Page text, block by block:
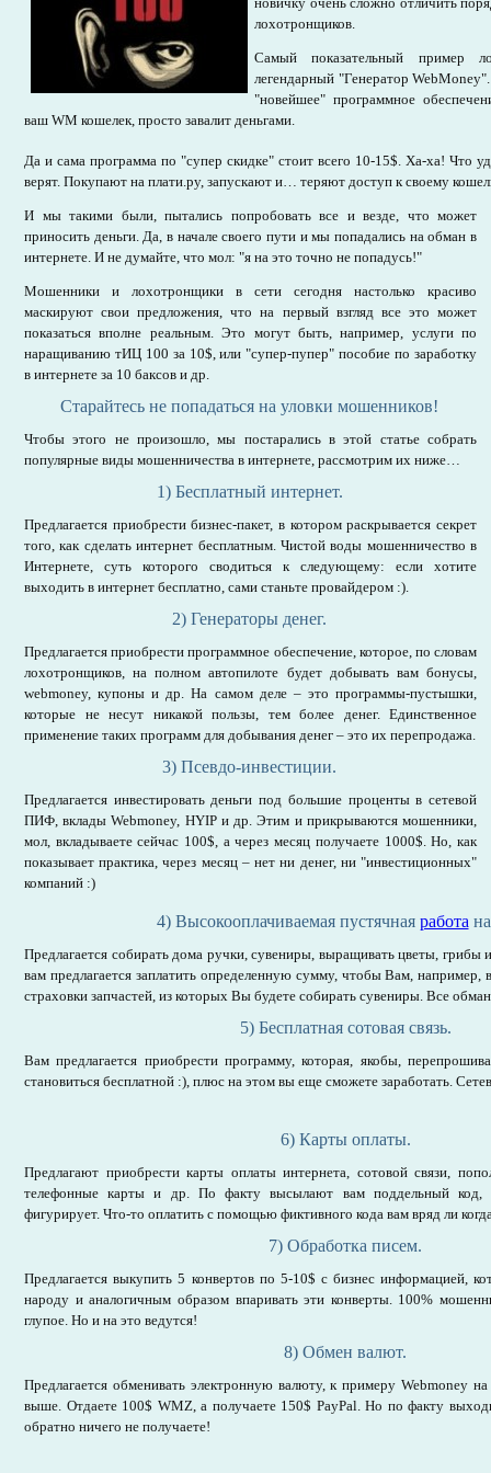
лохотронщиков.
Самый показательный пример
легендарный "Генератор
"новейшее" программное
ваш WM кошелек, просто завалит деньгами.
Да и сама программа по "супер скидке" стоит всего 10-15$. Ха-ха! Что
верят. Покупают на плати.ру, запускают и… теряют доступ к своему
И мы такими были, пытались попробовать все и везде, что может
приносить деньги. Да, в начале своего пути и мы попадались на обман в
интернете. И не думайте, что мол: "я на это точно не попадусь!"
Мошенники и лохотронщики в сети сегодня настолько красиво
маскируют свои предложения, что на первый взгляд все это может
показаться вполне реальным. Это могут быть, например, услуги по
наращиванию тИЦ 100 за 10$, или "супер-пупер" пособие по заработку
в интернете за 10 баксов и др.
Старайтесь не попадаться на уловки мошенников!
Чтобы этого не произошло, мы постарались в этой статье собрать
популярные виды мошенничества в интернете, рассмотрим их ниже…
1) Бесплатный интернет.
Предлагается приобрести бизнес-пакет, в котором раскрывается секрет
того, как сделать интернет бесплатным. Чистой воды мошенничество в
Интернете, суть которого сводиться к следующему: если хотите
выходить в интернет бесплатно, сами станьте провайдером :).
2) Генераторы денег.
Предлагается приобрести программное обеспечение, которое, по словам
лохотронщиков, на полном автопилоте будет добывать вам бонусы,
webmoney, купоны и др. На самом деле – это программы-пустышки,
которые не несут никакой пользы, тем более денег. Единственное
применение таких программ для добывания денег – это их перепродажа.
3) Псевдо-инвестиции.
Предлагается инвестировать деньги под большие проценты в сетевой
ПИФ, вклады Webmoney, HYIP и др. Этим и прикрываются мошенники,
мол, вкладываете сейчас 100$, а через месяц получаете 1000$. Но, как
показывает практика, через месяц – нет ни денег, ни "инвестиционных"
компаний :)
4) Высокооплачиваемая пустячная работа
Предлагается собирать дома ручки, сувениры, выращивать цветы, грибы
вам предлагается заплатить определенную сумму, чтобы Вам, например,
страховки запчастей, из которых Вы будете собирать сувениры. Все
5) Бесплатная сотовая связь.
Вам предлагается приобрести программу, которая, якобы,
становиться бесплатной :), плюс на этом вы еще сможете заработать.
6) Карты оплаты.
Предлагают приобрести карты оплаты интернета, сотовой связи,
телефонные карты и др. По факту высылают вам поддельный код,
фигурирует. Что-то оплатить с помощью фиктивного кода вам вряд ли
7) Обработка писем.
Предлагается выкупить 5 конвертов по 5-10$ c бизнес информацией,
народу и аналогичным образом впаривать эти конверты. 100%
глупое. Но и на это ведутся!
8) Обмен валют.
Предлагается обменивать электронную валюту, к примеру Webmoney
выше. Отдаете 100$ WMZ, а получаете 150$ PayPal. Но по факту
обратно ничего не получаете!